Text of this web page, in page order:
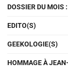
DOSSIER DU MOIS
EDITO(S)
GEEKOLOGIE(S)
HOMMAGE À